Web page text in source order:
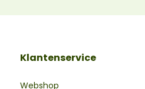
Klantenservice
Webshop